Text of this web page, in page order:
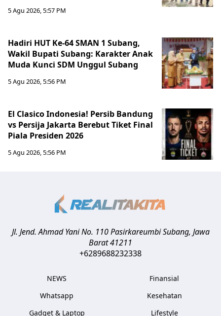
5 Agu 2026, 5:57 PM
Hadiri HUT Ke-64 SMAN 1 Subang,
Wakil Bupati Subang: Karakter Anak
Muda Kunci SDM Unggul Subang
5 Agu 2026, 5:56 PM
El Clasico Indonesia! Persib Bandung
vs Persija Jakarta Berebut Tiket Final
Piala Presiden 2026
5 Agu 2026, 5:56 PM
Jl. Jend. Ahmad Yani No. 110 Pasirkareumbi Subang, Jawa
Barat41211
+6289688232338
NEWS
Whatsapp
Gadget & Laptop
Finansial
Kesehatan
Lifestyle